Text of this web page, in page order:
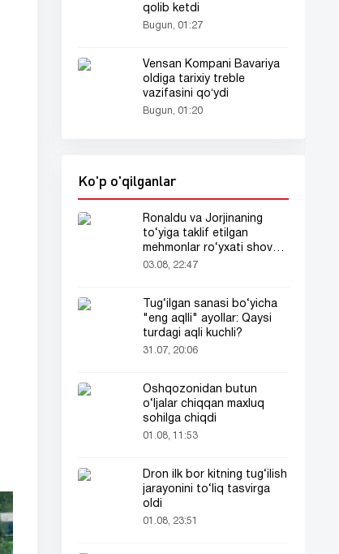
qolib ketdi
Bugun, 01:27
Vensan Kompani Bavariya
oldiga tarixiy treble
vazifasini qoʻydi
Bugun, 01:20
Ko'p o'qilganlar
Ronaldu va Jorjinaning
to‘yiga taklif etilgan
mehmonlar ro‘yxati shov-
shuvda
03.08, 22:47
Tug‘ilgan sanasi bo‘yicha
"eng aqlli" ayollar: Qaysi
turdagi aqli kuchli?
31.07, 20:06
Oshqozonidan butun
o‘ljalar chiqqan maxluq
sohilga chiqdi
01.08, 11:53
Dron ilk bor kitning tug‘ilish
jarayonini to‘liq tasvirga
oldi
01.08, 23:51